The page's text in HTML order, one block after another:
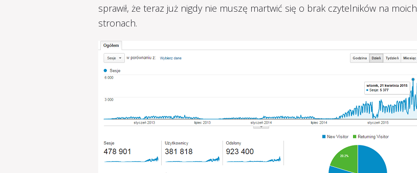
sprawił, że teraz już nigdy nie muszę martwić się o brak czytelników na moich
stronach.